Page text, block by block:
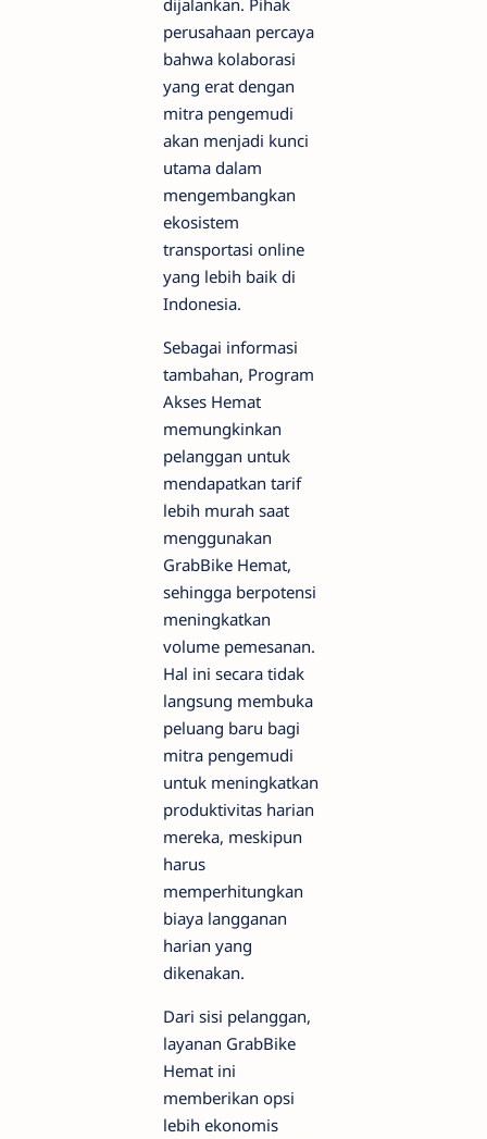
perusahaan percaya
bahwa kolaborasi
yang erat dengan
mitra pengemudi
akan menjadi kunci
utama dalam
mengembangkan
ekosistem
transportasi online
yang lebih baik di
Indonesia.
Sebagai informasi
tambahan, Program
Akses Hemat
memungkinkan
pelanggan untuk
mendapatkan tarif
lebih murah saat
menggunakan
GrabBike Hemat,
sehingga berpotensi
meningkatkan
volume pemesanan.
Hal ini secara tidak
langsung membuka
peluang baru bagi
mitra pengemudi
untuk meningkatkan
produktivitas harian
mereka, meskipun
harus
memperhitungkan
biaya langganan
harian yang
dikenakan.
Dari sisi pelanggan,
layanan GrabBike
Hemat ini
memberikan opsi
lebih ekonomis